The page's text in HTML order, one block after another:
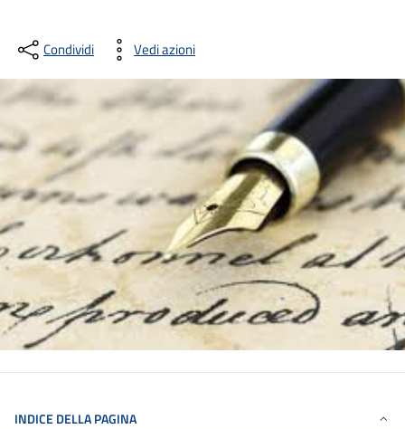
Condividi Vedi azioni
INDICE DELLA PAGINA